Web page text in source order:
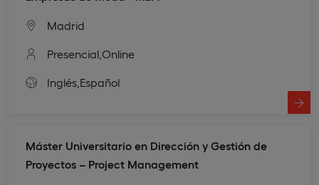
Madrid
Presencial, Online
Inglés, Español
Máster Universitario en Dirección y Gestión de
Proyectos – Project Management